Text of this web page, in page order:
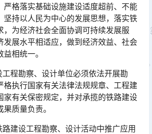
严格落实基础设施建设适度超前、不能
坚持以人民为中心的发展思想，落实铁
，为经济社会全面协调可持续发展服
发展水平相适应，做到经济效益、社会
相统一。󠅅󠅃󠄵󠅂󠄪󠇖󠆨󠆨󠇕󠆞󠆒󠅬󠇘󠆭󠆘󠇙󠆝󠅵󠇗󠆭󠆁󠄐󠇗󠅹󠅸󠇖󠆍󠅳󠇖󠅹󠅰󠇖󠆌󠅹
程勘察、设计单位必须依法开展勘
格执行国家有关法律法规规章、工程建
家有关保密规定，并对承揽的铁路建设
质量负责。󠅅󠅃󠄵󠅂󠄪󠇖󠆨󠆨󠇕󠆞󠆒󠅬󠇘󠆭󠆘󠇙󠆝󠅵󠇗󠆭󠆁󠄐󠇗󠅹󠅸󠇖󠆍󠅳󠇖󠅹󠅰󠇖󠆌󠅹
建设工程勘察、设计活动中推广应用